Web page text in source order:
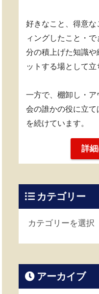
好きなこと、得意
ィングしたこと・
分の積上げた知識
ットする場として立
一方で、棚卸し・
会の誰かの役に立
を続けています。
詳
カテゴリー
アーカイブ